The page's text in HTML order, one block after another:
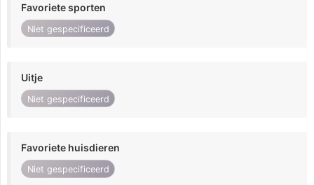
Favoriete sporten
Niet gespecificeerd
Uitje
Niet gespecificeerd
Favoriete huisdieren
Niet gespecificeerd